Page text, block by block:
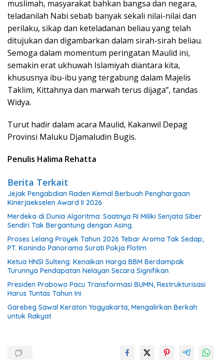
muslimah, masyarakat bahkan bangsa dan negara,
teladanilah Nabi sebab banyak sekali nilai-nilai dan
perilaku, sikap dan keteladanan beliau yang telah
ditujukan dan digambarkan dalam sirah-sirah beliau.
Semoga dalam momentum peringatan Maulid ini,
semakin erat ukhuwah Islamiyah diantara kita,
khususnya ibu-ibu yang tergabung dalam Majelis
Taklim, Kittahnya dan marwah terus dijaga”, tandas
Widya.
Turut hadir dalam acara Maulid, Kakanwil Depag
Provinsi Maluku Djamaludin Bugis.
Penulis Halima Rehatta
Berita Terkait
Jejak Pengabdian Raden Kemal Berbuah Penghargaan
Kinerjaekselen Award II 2026
Merdeka di Dunia Algoritma: Saatnya RI Miliki Senjata Siber
Sendiri Tak Bergantung dengan Asing.
Proses Lelang Proyek Tahun 2026 Tebar Aroma Tak Sedap,
PT. Konindo Panorama Surati Pokja Flotim
Ketua HNSI Sulteng: Kenaikan Harga BBM Berdampak
Turunnya Pendapatan Nelayan Secara Signifikan
Presiden Prabowo Pacu Transformasi BUMN, Restrukturisasi
Harus Tuntas Tahun Ini
Garebeg Sawal Keraton Yogyakarta, Mengalirkan Berkah
untuk Rakyat